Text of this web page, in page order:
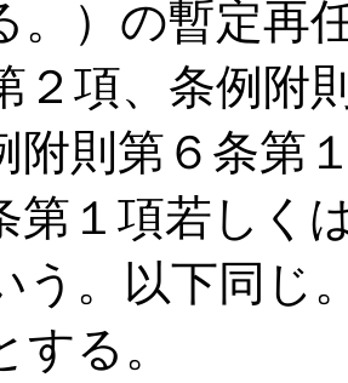
。）の暫定再
２項、条例附
附則第６条第
第１項若しく
う。以下同じ
する。